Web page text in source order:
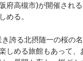
府高槻市)が開催され
める。
誇る北摂随一の桜の
しめる旅館もあって